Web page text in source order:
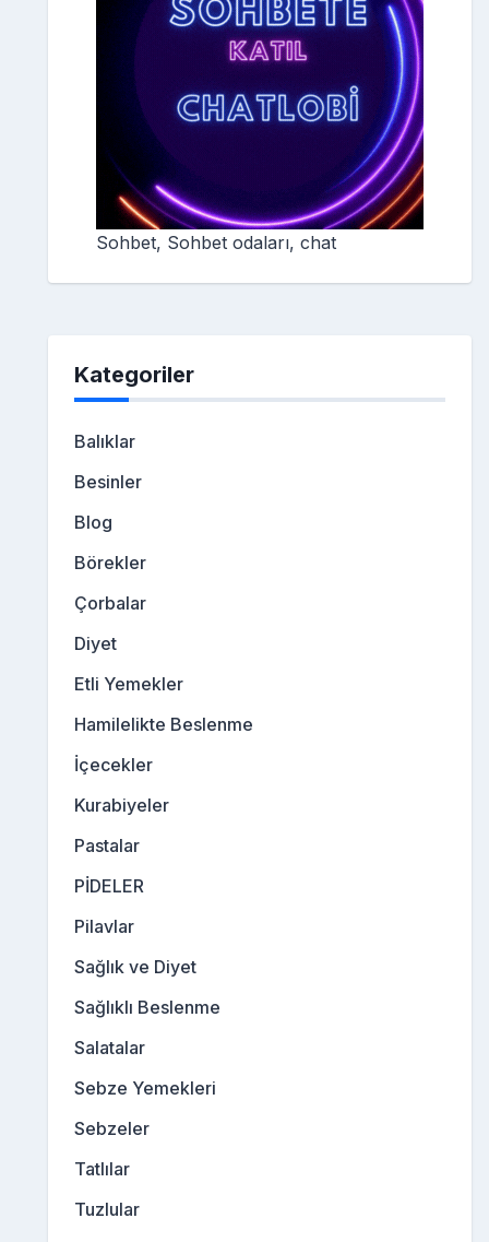
Sohbet, Sohbet odaları, chat
Kategoriler
Balıklar
Besinler
Blog
Börekler
Çorbalar
Diyet
Etli Yemekler
Hamilelikte Beslenme
İçecekler
Kurabiyeler
Pastalar
PİDELER
Pilavlar
Sağlık ve Diyet
Sağlıklı Beslenme
Salatalar
Sebze Yemekleri
Sebzeler
Tatlılar
Tuzlular